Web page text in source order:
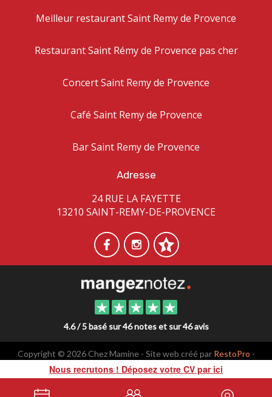
Meilleur restaurant Saint Remy de Provence
Restaurant Saint Rémy de Provence pas cher
Concert Saint Remy de Provence
Café Saint Remy de Provence
Bar Saint Remy de Provence
Adresse
24 RUE LA FAYETTE
13210 SAINT-REMY-DE-PROVENCE
4.6 / 5 basé sur 46 notes et sur 46 avis
Copyright © 2026 Chez Mamine - Site web créé par RestoPro -
mentions légales
Nous recrutons ! Déposez votre CV par ici